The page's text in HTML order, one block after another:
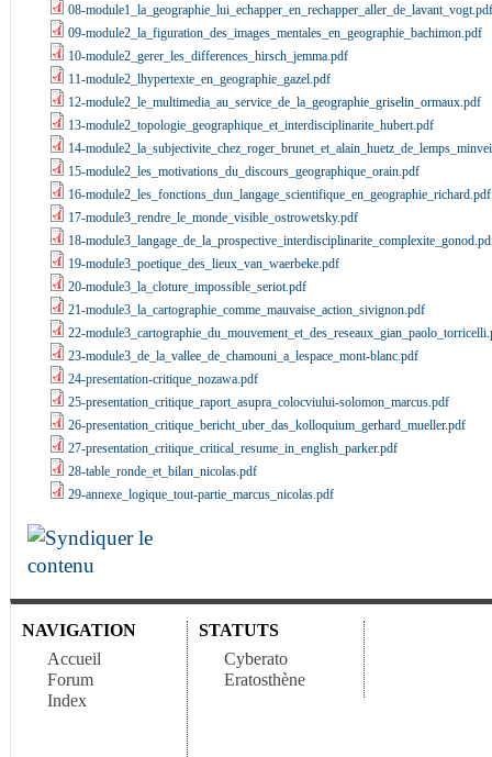
08-module1_la_geographie_lui_echapper_en_rechapper_aller_de_lavant_vogt.pdf
09-module2_la_figuration_des_images_mentales_en_geographie_bachimon.pdf
10-module2_gerer_les_differences_hirsch_jemma.pdf
11-module2_lhypertexte_en_geographie_gazel.pdf
12-module2_le_multimedia_au_service_de_la_geographie_griselin_ormaux.pdf
13-module2_topologie_geographique_et_interdisciplinarite_hubert.pdf
14-
15-module2_les_motivations_du_discours_geographique_orain.pdf
16-module2_les_fonctions_dun_langage_scientifique_en_geographie_richard.pdf
17-module3_rendre_le_monde_visible_ostrowetsky.pdf
18-
19-module3_poetique_des_lieux_van_waerbeke.pdf
20-module3_la_cloture_impossible_seriot.pdf
21-module3_la_cartographie_comme_mauvaise_action_sivignon.pdf
22-
23-module3_de_la_vallee_de_chamouni_a_lespace_mont-blanc.pdf
24-presentation-critique_nozawa.pdf
25-presentation_critique_raport_asupra_colocviului-solomon_marcus.pdf
26-presentation_critique_bericht_uber_das_kolloquium_gerhard_mueller.pdf
27-presentation_critique_critical_resume_in_english_parker.pdf
28-table_ronde_et_bilan_nicolas.pdf
29-annexe_logique_tout-partie_marcus_nicolas.pdf
NAVIGATION
Accueil
Forum
Index
STATUTS
Cyberato
Eratosthène